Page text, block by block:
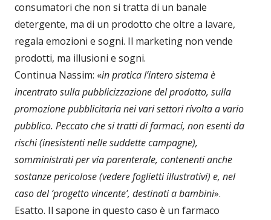
consumatori che non si tratta di un banale
detergente, ma di un prodotto che oltre a lavare,
regala emozioni e sogni. Il marketing non vende
prodotti, ma illusioni e sogni.
Continua Nassim: «in pratica l’intero sistema è
incentrato sulla pubblicizzazione del prodotto, sulla
promozione pubblicitaria nei vari settori rivolta a vario
pubblico. Peccato che si tratti di farmaci, non esenti da
rischi (inesistenti nelle suddette campagne),
somministrati per via parenterale, contenenti anche
sostanze pericolose (vedere foglietti illustrativi) e, nel
caso del ‘progetto vincente’, destinati a bambini».
Esatto. Il sapone in questo caso è un farmaco